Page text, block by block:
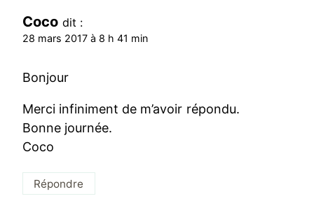
Coco dit :
28 mars 2017 à 8 h 41 min
Bonjour
Merci infiniment de m’avoir répondu.
Bonne journée.
Coco
Répondre